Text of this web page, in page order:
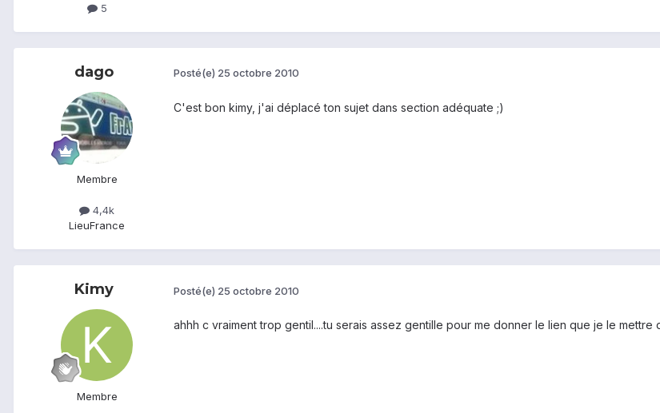
5
dago
Membre
4,4k
LieuFrance
Posté(e) 25 octobre 2010
C'est bon kimy, j'ai déplacé ton sujet dans section adéquate ;)
Kimy
Membre
Posté(e) 25 octobre 2010
ahhh c vraiment trop gentil....tu serais assez gentille pour me donner le lien que je le mettre